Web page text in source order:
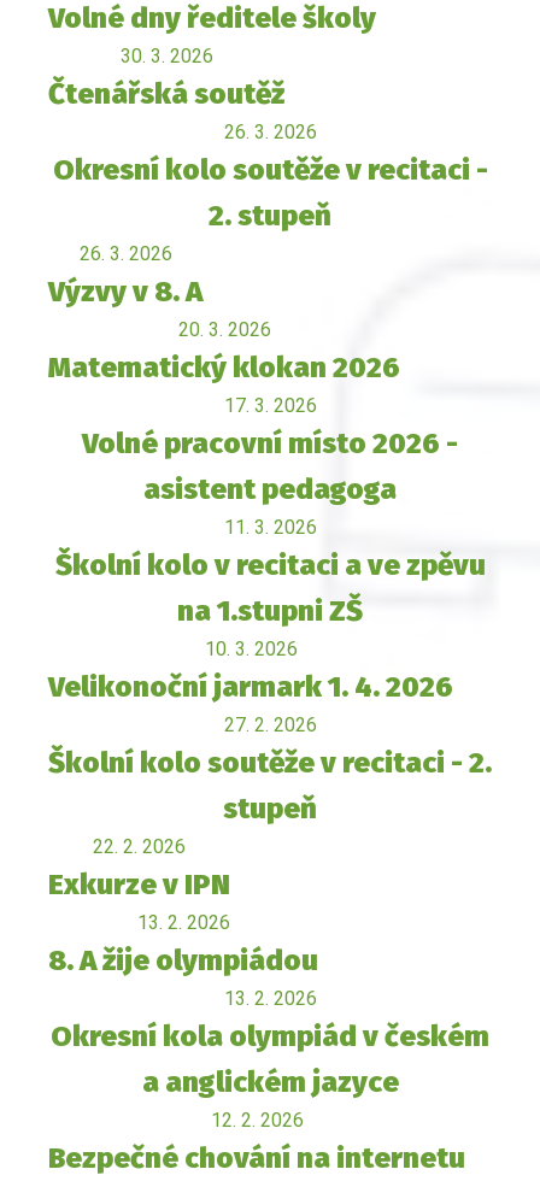
Volné dny ředitele školy
30. 3. 2026
Čtenářská soutěž
26. 3. 2026
Okresní kolo soutěže v recitaci -
2. stupeň
26. 3. 2026
Výzvy v 8. A
20. 3. 2026
Matematický klokan 2026
17. 3. 2026
Volné pracovní místo 2026 -
asistent pedagoga
11. 3. 2026
Školní kolo v recitaci a ve zpěvu
na 1.stupni ZŠ
10. 3. 2026
Velikonoční jarmark 1. 4. 2026
27. 2. 2026
Školní kolo soutěže v recitaci - 2.
stupeň
22. 2. 2026
Exkurze v IPN
13. 2. 2026
8. A žije olympiádou
13. 2. 2026
Okresní kola olympiád v českém
a anglickém jazyce
12. 2. 2026
Bezpečné chování na internetu